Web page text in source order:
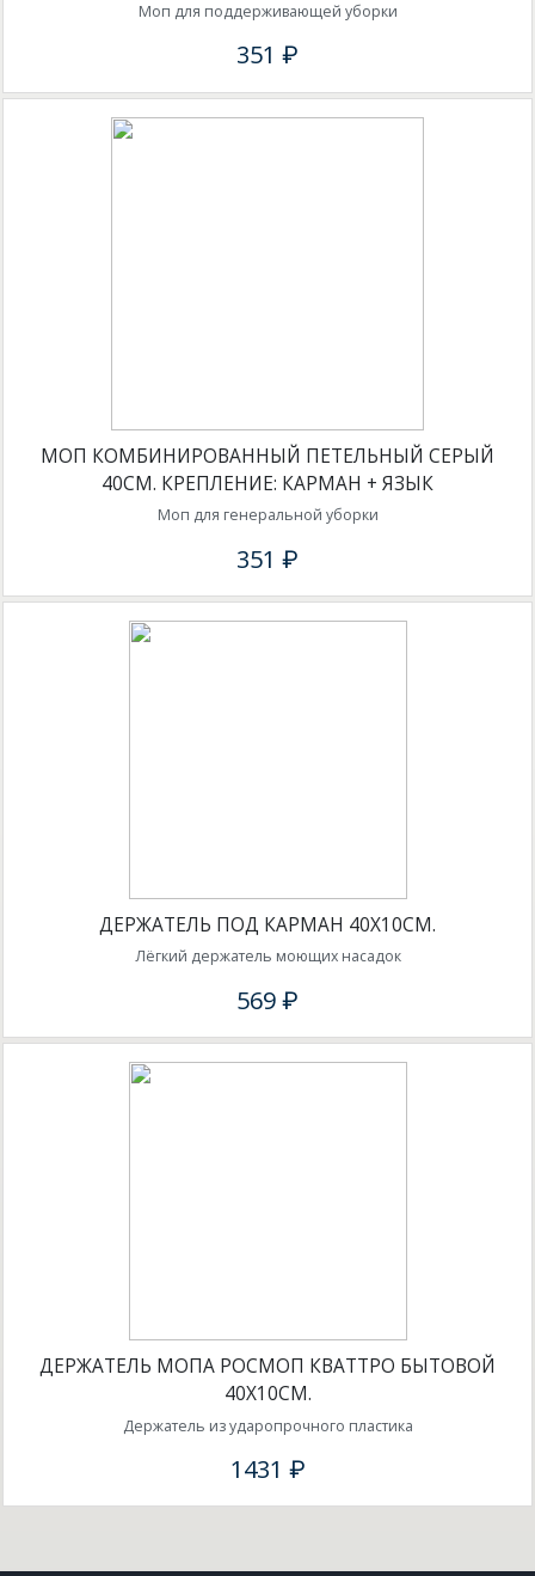
Моп для поддерживающей уборки
351 ₽
МОП КОМБИНИРОВАННЫЙ ПЕТЕЛЬНЫЙ СЕРЫЙ
40СМ. КРЕПЛЕНИЕ: КАРМАН + ЯЗЫК
Моп для генеральной уборки
351 ₽
ДЕРЖАТЕЛЬ ПОД КАРМАН 40Х10СМ.
Лёгкий держатель моющих насадок
569 ₽
ДЕРЖАТЕЛЬ МОПА РОСМОП КВАТТРО БЫТОВОЙ
40Х10СМ.
Держатель из ударопрочного пластика
1431 ₽